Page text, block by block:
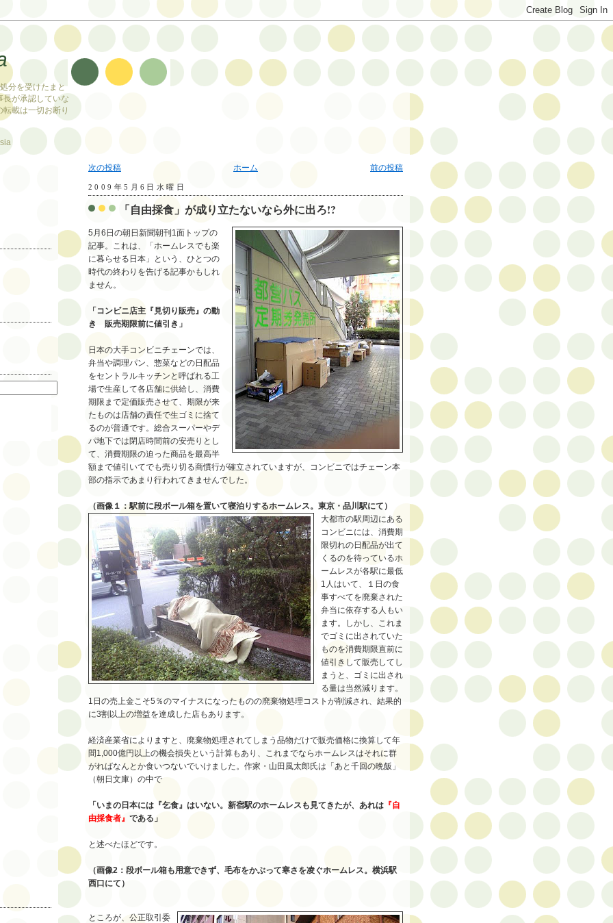
次の投稿 前の投稿
ホーム
2009年5月6日水曜日
「自由採食」が成り立たないなら外に出ろ!?
5月6日の朝日新聞朝刊1面トップの
記事。これは、「ホームレスでも楽
に暮らせる日本」という、ひとつの
時代の終わりを告げる記事かもしれ
ません。
「コンビニ店主『見切り販売』の動
き 販売期限前に値引き」
日本の大手コンビニチェーンでは、
弁当や調理パン、惣菜などの日配品
をセントラルキッチンと呼ばれる工
場で生産して各店舗に供給し、消費
期限まで定価販売させて、期限が来
たものは店舗の責任で生ゴミに捨て
るのが普通です。総合スーパーやデ
パ地下では閉店時間前の安売りとし
て、消費期限の迫った商品を最高半
額まで値引いてでも売り切る商慣行が確立されていますが、コンビニではチェーン本
部の指示であまり行われてきませんでした。
（画像１：駅前に段ボール箱を置いて寝泊りするホームレス。東京・品川駅にて）
大都市の駅周辺にある
コンビニには、消費期
限切れの日配品が出て
くるのを待っているホ
ームレスが各駅に最低
1人はいて、１日の食
事すべてを廃棄された
弁当に依存する人もい
ます。しかし、これま
でゴミに出されていた
ものを消費期限直前に
値引きして販売してし
まうと、ゴミに出され
る量は当然減ります。
1日の売上金こそ5％のマイナスになったものの廃棄物処理コストが削減され、結果的
に3割以上の増益を達成した店もあります。
経済産業省によりますと、廃棄物処理されてしまう品物だけで販売価格に換算して年
間1,000億円以上の機会損失という計算もあり、これまでならホームレスはそれに群
がればなんとか食いつないでいけました。作家・山田風太郎氏は「あと千回の晩飯」
（朝日文庫）の中で
「いまの日本には『乞食』はいない。新宿駅のホームレスも見てきたが、あれは 『自
由採食者 』 である」
と述べたほどです。
（画像2：段ボール箱も用意できず、毛布をかぶって寒さを凌ぐホームレス。横浜駅
西口にて）
ところが、公正取引委
分を受けたまと
長が承認していな
載は一切お断り